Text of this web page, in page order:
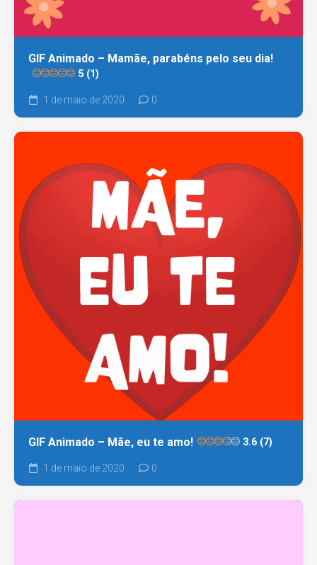
GIF Animado – Mamãe, parabéns pelo seu dia!
5 (1)
1 de maio de 2020 0
GIF Animado – Mãe, eu te amo! 3.6 (7)
1 de maio de 2020 0